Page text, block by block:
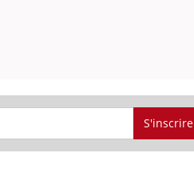
S'inscrire